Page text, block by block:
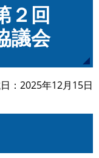
２回
議会
2025年12月15日